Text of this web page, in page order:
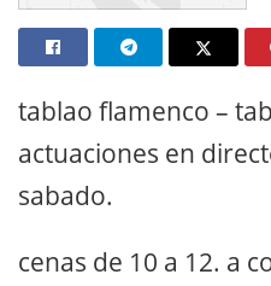
tablao flamenco –
actuaciones en
sabado.
cenas de 10 a 12. a